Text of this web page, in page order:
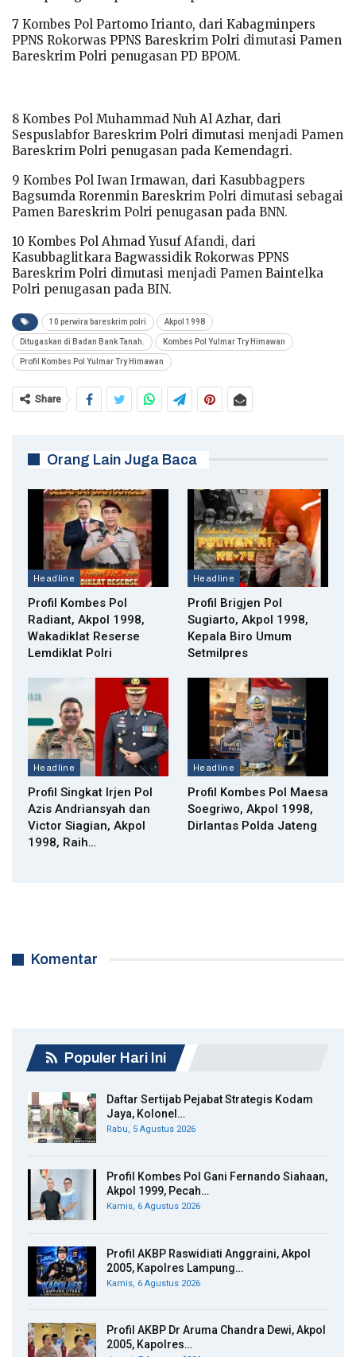
7 Kombes Pol Partomo Irianto, dari Kabagminpers
PPNS Rokorwas PPNS Bareskrim Polri dimutasi Pamen
Bareskrim Polri penugasan PD BPOM.
8 Kombes Pol Muhammad Nuh Al Azhar, dari
Sespuslabfor Bareskrim Polri dimutasi menjadi Pamen
Bareskrim Polri penugasan pada Kemendagri.
9 Kombes Pol Iwan Irmawan, dari Kasubbagpers
Bagsumda Rorenmin Bareskrim Polri dimutasi sebagai
Pamen Bareskrim Polri penugasan pada BNN.
10 Kombes Pol Ahmad Yusuf Afandi, dari
Kasubbaglitkara Bagwassidik Rokorwas PPNS
Bareskrim Polri dimutasi menjadi Pamen Baintelka
Polri penugasan pada BIN.
10 perwira bareskrim polri Akpol 1998
Ditugaskan di Badan Bank Tanah. Kombes Pol Yulmar Try Himawan
Profil Kombes Pol Yulmar Try Himawan
Share
Orang Lain Juga Baca
Headline
Profil Kombes Pol
Radiant, Akpol 1998,
Wakadiklat Reserse
Lemdiklat Polri
Headline
Profil Brigjen Pol
Sugiarto, Akpol 1998,
Kepala Biro Umum
Setmilpres
Headline
Profil Singkat Irjen Pol
Azis Andriansyah dan
Victor Siagian, Akpol
1998, Raih…
Headline
Profil Kombes Pol Maesa
Soegriwo, Akpol 1998,
Dirlantas Polda Jateng
Komentar
Populer Hari Ini
Daftar Sertijab Pejabat Strategis Kodam
Jaya, Kolonel…
Rabu, 5 Agustus 2026
Profil Kombes Pol Gani Fernando Siahaan,
Akpol 1999, Pecah…
Kamis, 6 Agustus 2026
Profil AKBP Raswidiati Anggraini, Akpol
2005, Kapolres Lampung…
Kamis, 6 Agustus 2026
Profil AKBP Dr Aruma Chandra Dewi, Akpol
2005, Kapolres…